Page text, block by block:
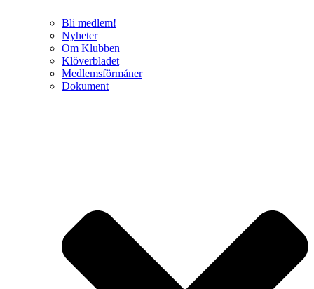
Bli medlem!
Nyheter
Om Klubben
Klöverbladet
Medlemsförmåner
Dokument